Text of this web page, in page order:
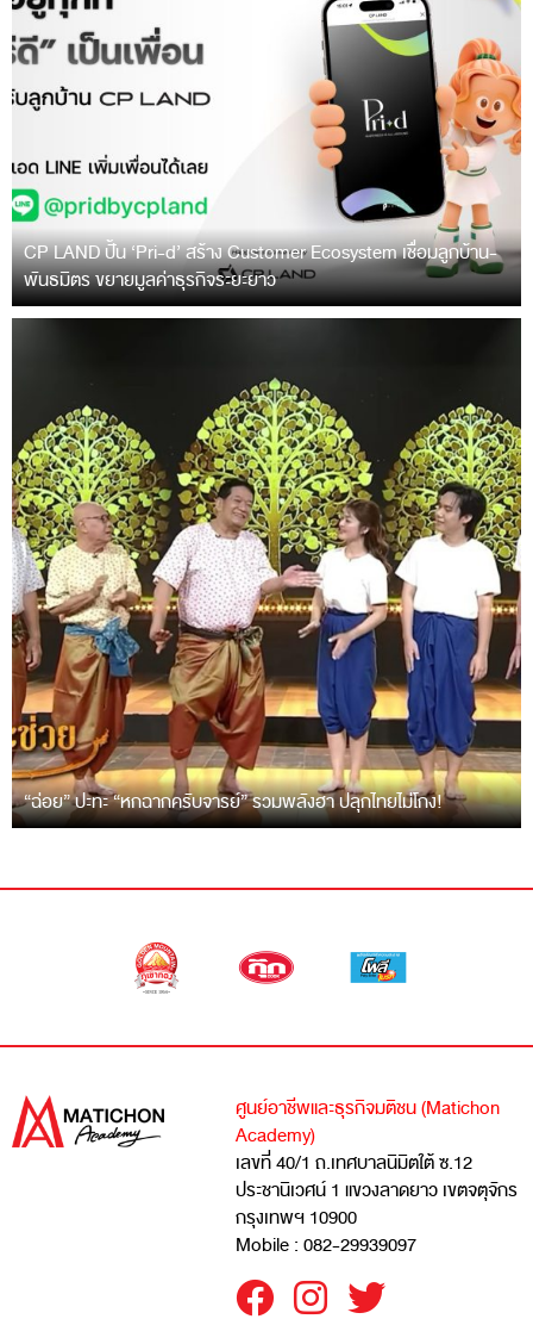
CP LAND ปั้น ‘Pri-d’ สร้าง Customer Ecosystem เชื่อมลูกบ้าน-
พันธมิตร ขยายมูลค่าธุรกิจระยะยาว
“ฉ่อย” ปะทะ “หกฉากครับจารย์” รวมพลังฮา ปลุกไทยไม่โกง!
ศูนย์อาชีพและธุรกิจมติชน (Matichon
Academy)
เลขที่ 40/1 ถ.เทศบาลนิมิตใต้ ซ.12
ประชานิเวศน์ 1 แขวงลาดยาว เขตจตุจักร
กรุงเทพฯ 10900
Mobile : 082-29939097